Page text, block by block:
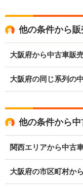
他の条件から
大阪府から中古車販
大阪府の同じ系列の
他の条件から
関西エリアから中古
大阪府の市区町村か